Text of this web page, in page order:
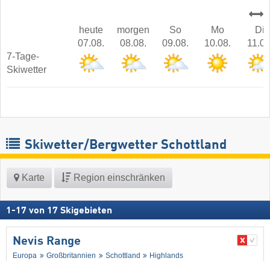
heute
07.08.
morgen
08.08.
So
09.08.
Mo
10.08.
Di
7-Tage-
Skiwetter
Skiwetter/Bergwetter Schottland
Karte Region einschränken
1 -17 von 17 Skigebieten
Nevis Range
Europa Großbritannien Schottland Highlands